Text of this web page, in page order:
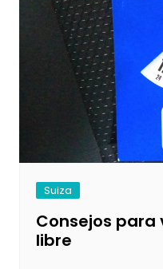
Suiza
Consejos para
libre